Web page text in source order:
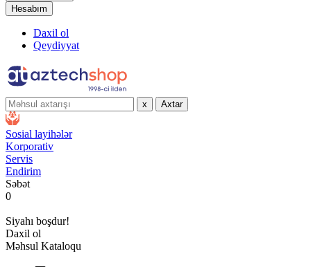
Hesabım
Daxil ol
Qeydiyyat
x Axtar
Sosial layihələr
Korporativ
Servis
Endirim
Səbət
0
Siyahı boşdur!
Daxil ol
Məhsul Kataloqu